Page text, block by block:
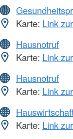
Karte: Link
Hausnotruf
Karte: Link
Hausnotruf
Karte: Link
Karte: Link